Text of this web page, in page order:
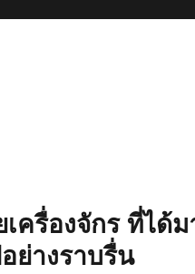
ครื่องจักร ที่ได้
ย่างราบรื่น